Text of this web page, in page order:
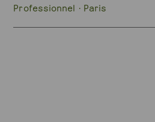
Professionnel · Paris